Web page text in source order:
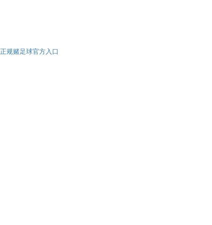
正规赌足球官方入口